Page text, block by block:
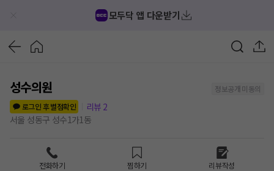
모두닥 앱 다운받기
성수의원
정보공개 미동의
로그인 후 별점확인
리뷰 2
서울 성동구 성수1가1동
전화하기 찜하기 리뷰작성